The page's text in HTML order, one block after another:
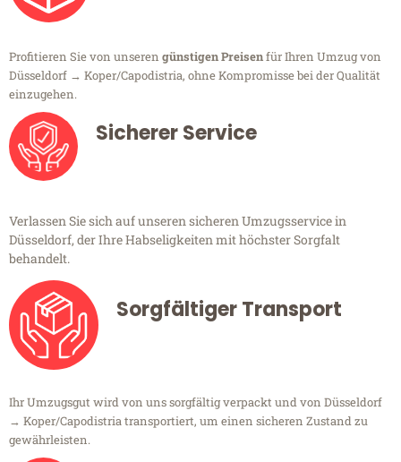
Profitieren Sie von unseren günstigen Preisenfür Ihren Umzug von
Düsseldorf → Koper/Capodistria, ohne Kompromisse bei der Qualität
einzugehen.
Sicherer Service
Verlassen Sie sich auf unseren sicheren Umzugsservice in
Düsseldorf, der Ihre Habseligkeiten mit höchster Sorgfalt
behandelt.
Sorgfältiger Transport
Ihr Umzugsgut wird von uns sorgfältig verpackt und von Düsseldorf
→ Koper/Capodistria transportiert, um einen sicheren Zustand zu
gewährleisten.